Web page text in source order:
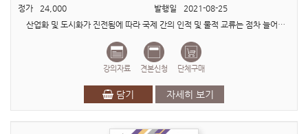
정가
24,000 발행일
2021-08-25
산업화 및 도시화가 진전됨에 따라 국제 간의 인적 및 물적 교류는 점차 늘어나게 된다. 특히 한 지역 및 국가 내에서의 자급자족 경제구조보다는 국제교류가 중심 역할을 하는 경제체제..
강의자료 견본신청 단체구매
담기 자세히 보기